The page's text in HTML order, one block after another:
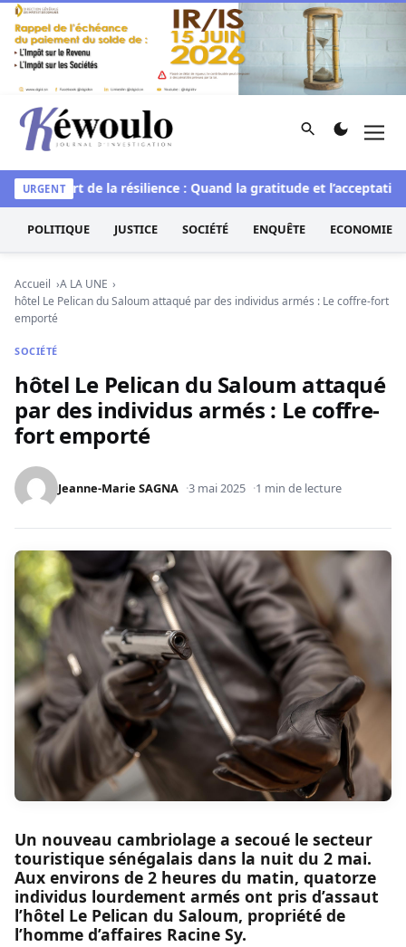
Aller au contenu
Kéwoulo, le premier site d'information et d'investigation
Rechercher
URGENT
L’art de la résilience : Quand la gratitude et l’acceptation
POLITIQUE JUSTICE SOCIÉTÉ ENQUÊTE ECONOMIE
Accueil
A LA UNE
hôtel Le Pelican du Saloum attaqué par des individus armés : Le coffre-fort
emporté
SOCIÉTÉ
hôtel Le Pelican du Saloum attaqué
par des individus armés : Le coffre-
fort emporté
Jeanne-Marie SAGNA 3 mai 2025 1 min de lecture
Un nouveau cambriolage a secoué le secteur
touristique sénégalais dans la nuit du 2 mai.
Aux environs de 2 heures du matin, quatorze
individus lourdement armés ont pris d’assaut
l’hôtel Le Pelican du Saloum, propriété de
l’homme d’affaires Racine Sy.